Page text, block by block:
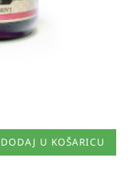
DODAJ U KOŠARICU